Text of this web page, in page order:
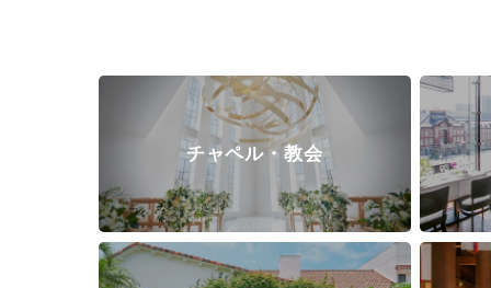
チャペル・教会